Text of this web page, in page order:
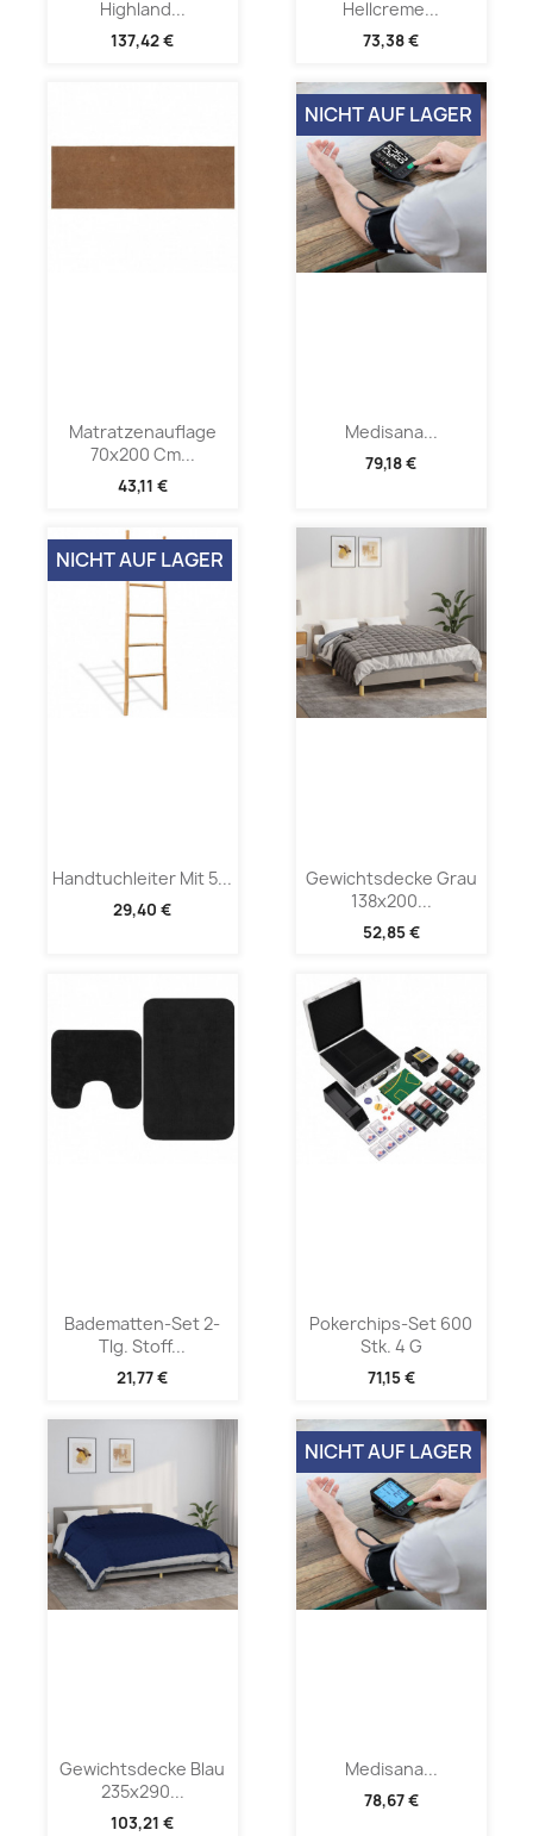
Highland...
137,42 €
Hellcreme...
73,38 €
Matratzenauflage
70x200 Cm...
43,11 €
Medisana...
79,18 €
NICHT AUF LAGER
Handtuchleiter Mit 5...
29,40 €
NICHT AUF LAGER
Gewichtsdecke Grau
138x200...
52,85 €
Badematten-Set 2-
Tlg. Stoff...
21,77 €
Pokerchips-Set 600
Stk. 4 G
71,15 €
Gewichtsdecke Blau
235x290...
103,21 €
Medisana...
78,67 €
NICHT AUF LAGER